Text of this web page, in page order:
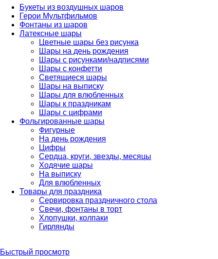
Букеты из воздушных шаров
Герои Мультфильмов
Фонтаны из шаров
Латексные шары
Цветные шары без рисунка
Шары на день рождения
Шары с рисунками/надписями
Шары с конфетти
Светящиеся шары
Шары на выписку
Шары для влюбленных
Шары к праздникам
Шары с цифрами
Фольгированные шары
Фигурные
На день рождения
Цифры
Сердца, круги, звезды, месяцы
Ходячие шары
На выписку
Для влюбленных
Товары для праздника
Сервировка праздничного стола
Свечи, фонтаны в торт
Хлопушки, колпаки
Гирлянды
Быстрый просмотр